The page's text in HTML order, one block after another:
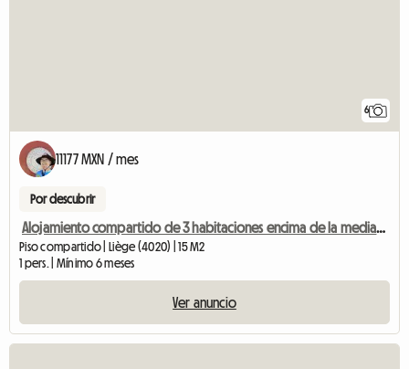
6
11177 MXN / mes
Por descubrir
Alojamiento compartido de 3 habitaciones encima de la mediacity.
Piso compartido | Liège (4020) | 15 M2
1 pers. | Mínimo 6 meses
Ver anuncio